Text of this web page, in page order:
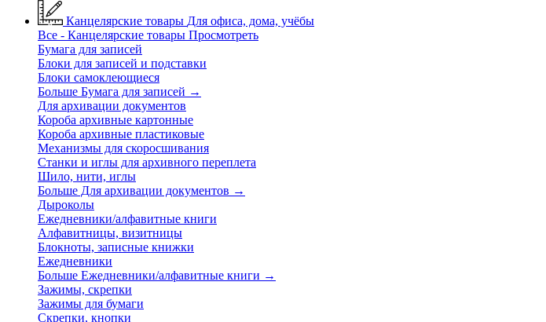
Канцелярские товары Для офиса, дома, учёбы
Все - Канцелярские товары Просмотреть
Бумага для записей
Блоки для записей и подставки
Блоки самоклеющиеся
Больше Бумага для записей →
Для архивации документов
Короба архивные картонные
Короба архивные пластиковые
Механизмы для скоросшивания
Станки и иглы для архивного переплета
Шило, нити, иглы
Больше Для архивации документов →
Дыроколы
Ежедневники/алфавитные книги
Алфавитницы, визитницы
Блокноты, записные книжки
Ежедневники
Больше Ежедневники/алфавитные книги →
Зажимы, скрепки
Зажимы для бумаги
Скрепки, кнопки